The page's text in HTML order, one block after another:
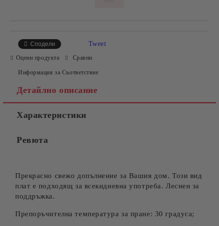
Сподели Tweet
Оцени продукта Сравни
Информация за Съответствие
Детайлно описание
Характеристики
Ревюта
Прекрасно свежо допълнение за Вашия дом. Този вид
плат е подходящ за всекидневна употреба. Леснен за
поддръжка.
Препоръчителна температура за пране: 30 градуса;